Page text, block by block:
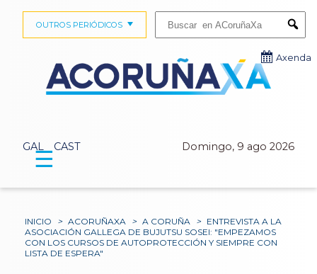
GAL CAST Domingo, 9 ago 2026
OUTROS PERIÓDICOS
Axenda
☰
INICIO > ACORUÑAXA > A CORUÑA > ENTREVISTA A LA
ASOCIACIÓN GALLEGA DE BUJUTSU SOSEI: "EMPEZAMOS
CON LOS CURSOS DE AUTOPROTECCIÓN Y SIEMPRE CON
LISTA DE ESPERA"